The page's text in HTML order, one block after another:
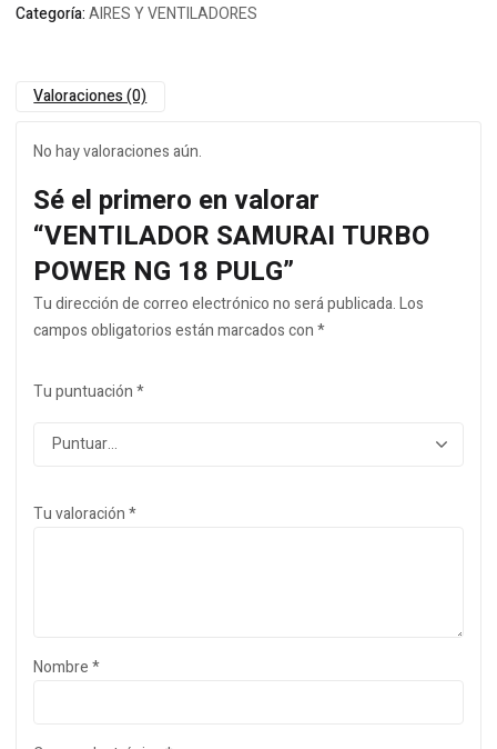
Categoría:AIRES Y VENTILADORES
Valoraciones (0)
No hay valoraciones aún.
Sé el primero en valorar
“VENTILADOR SAMURAI TURBO
POWER NG 18 PULG”
Tu dirección de correo electrónico no será publicada.Los
campos obligatorios están marcados con*
Tu puntuación*
Tu valoración*
Nombre*